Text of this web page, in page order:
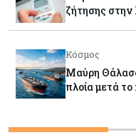
ζήτησης
Κόσμος
Μαύρη
πλοία μετά
Tech